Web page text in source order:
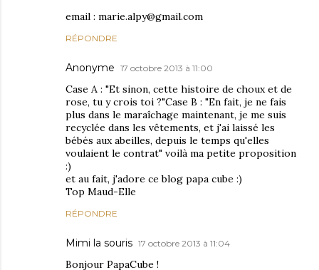
email : marie.alpy@gmail.com
RÉPONDRE
Anonyme 17 octobre 2013 à 11:00
Case A : "Et sinon, cette histoire de choux et de
rose, tu y crois toi ?"Case B : "En fait, je ne fais
plus dans le maraîchage maintenant, je me suis
recyclée dans les vêtements, et j'ai laissé les
bébés aux abeilles, depuis le temps qu'elles
voulaient le contrat" voilà ma petite proposition
:)
et au fait, j'adore ce blog papa cube :)
Top Maud-Elle
RÉPONDRE
Mimi la souris 17 octobre 2013 à 11:04
Bonjour PapaCube !